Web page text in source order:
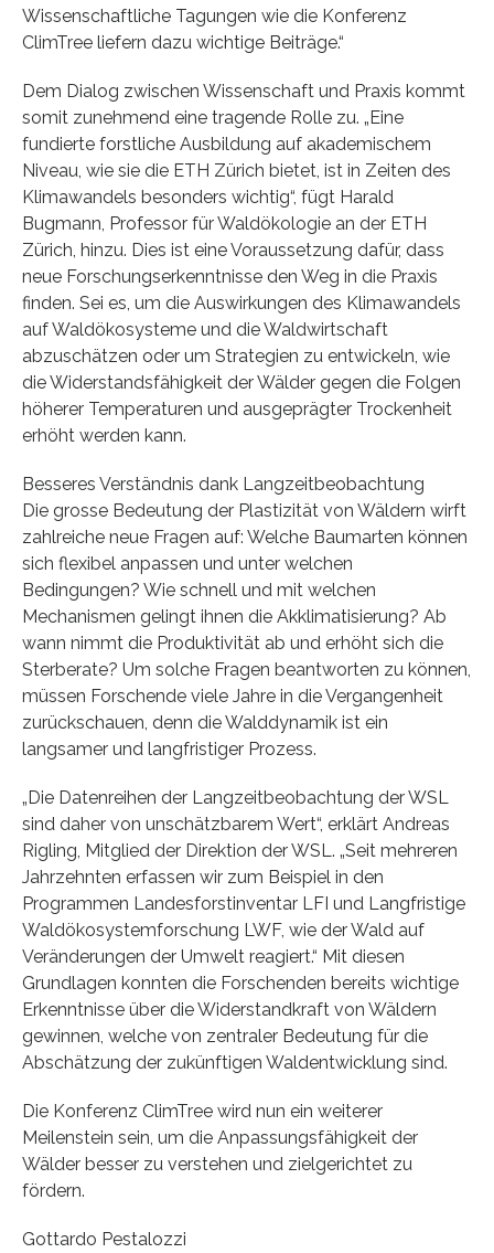
Wissenschaftliche Tagungen wie die Konferenz
ClimTree liefern dazu wichtige Beiträge.“
Dem Dialog zwischen Wissenschaft und Praxis kommt
somit zunehmend eine tragende Rolle zu. „Eine
fundierte forstliche Ausbildung auf akademischem
Niveau, wie sie die ETH Zürich bietet, ist in Zeiten des
Klimawandels besonders wichtig“, fügt Harald
Bugmann, Professor für Waldökologie an der ETH
Zürich, hinzu. Dies ist eine Voraussetzung dafür, dass
neue Forschungserkenntnisse den Weg in die Praxis
finden. Sei es, um die Auswirkungen des Klimawandels
auf Waldökosysteme und die Waldwirtschaft
abzuschätzen oder um Strategien zu entwickeln, wie
die Widerstandsfähigkeit der Wälder gegen die Folgen
höherer Temperaturen und ausgeprägter Trockenheit
erhöht werden kann.
Besseres Verständnis dank Langzeitbeobachtung
Die grosse Bedeutung der Plastizität von Wäldern wirft
zahlreiche neue Fragen auf: Welche Baumarten können
sich flexibel anpassen und unter welchen
Bedingungen? Wie schnell und mit welchen
Mechanismen gelingt ihnen die Akklimatisierung? Ab
wann nimmt die Produktivität ab und erhöht sich die
Sterberate? Um solche Fragen beantworten zu können,
müssen Forschende viele Jahre in die Vergangenheit
zurückschauen, denn die Walddynamik ist ein
langsamer und langfristiger Prozess.
„Die Datenreihen der Langzeitbeobachtung der WSL
sind daher von unschätzbarem Wert“, erklärt Andreas
Rigling, Mitglied der Direktion der WSL. „Seit mehreren
Jahrzehnten erfassen wir zum Beispiel in den
Programmen Landesforstinventar LFI und Langfristige
Waldökosystemforschung LWF, wie der Wald auf
Veränderungen der Umwelt reagiert.“ Mit diesen
Grundlagen konnten die Forschenden bereits wichtige
Erkenntnisse über die Widerstandkraft von Wäldern
gewinnen, welche von zentraler Bedeutung für die
Abschätzung der zukünftigen Waldentwicklung sind.
Die Konferenz ClimTree wird nun ein weiterer
Meilenstein sein, um die Anpassungsfähigkeit der
Wälder besser zu verstehen und zielgerichtet zu
fördern.
Gottardo Pestalozzi